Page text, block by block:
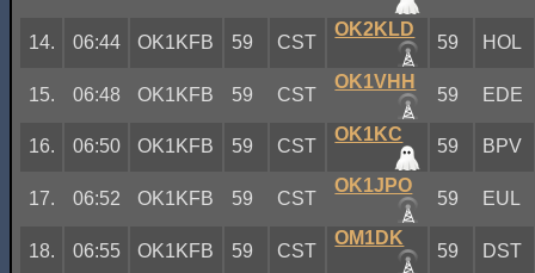
14. 06:44 OK1KFB 59 CST
OK2KLD
59 HOL
15. 06:48 OK1KFB 59 CST
OK1VHH
59 EDE
16. 06:50 OK1KFB 59 CST
OK1KC
59 BPV
17. 06:52 OK1KFB 59 CST
OK1JPO
59 EUL
18. 06:55 OK1KFB 59 CST
OM1DK
59 DST